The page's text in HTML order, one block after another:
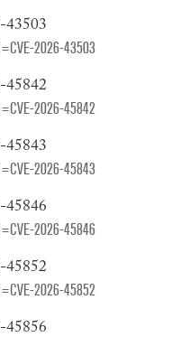
43503
2026-43503
45842
2026-45842
45843
2026-45843
45846
2026-45846
45852
2026-45852
45856